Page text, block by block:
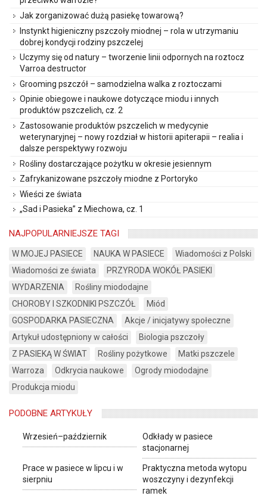
Jak zorganizować dużą pasiekę towarową?
Instynkt higieniczny pszczoły miodnej – rola w utrzymaniu
dobrej kondycji rodziny pszczelej
Uczymy się od natury – tworzenie linii odpornych na roztocz
Varroa destructor
Grooming pszczół – samodzielna walka z roztoczami
Opinie obiegowe i naukowe dotyczące miodu i innych
produktów pszczelich, cz. 2
Zastosowanie produktów pszczelich w medycynie
weterynaryjnej – nowy rozdział w historii apiterapii – realia i
dalsze perspektywy rozwoju
Rośliny dostarczające pożytku w okresie jesiennym
Zafrykanizowane pszczoły miodne z Portoryko
Wieści ze świata
„Sad i Pasieka” z Miechowa, cz. 1
NAJPOPULARNIEJSZE TAGI
W MOJEJ PASIECE NAUKA W PASIECE
Wiadomości z Polski
Wiadomości ze świata
PRZYRODA WOKÓŁ PASIEKI
WYDARZENIA
Rośliny miododajne
CHOROBY I SZKODNIKI PSZCZÓŁ
Miód
GOSPODARKA PASIECZNA
Akcje / inicjatywy społeczne
Artykuł udostępniony w całości
Biologia pszczoły
Z PASIEKĄ W ŚWIAT
Rośliny pożytkowe
Matki pszczele
Warroza
Odkrycia naukowe
Ogrody miododajne
Produkcja miodu
PODOBNE ARTYKUŁY
Wrzesień–październik
Odkłady w pasiece
stacjonarnej
Prace w pasiece w lipcu i w
sierpniu
Praktyczna metoda wytopu
woszczyny i dezynfekcji
ramek